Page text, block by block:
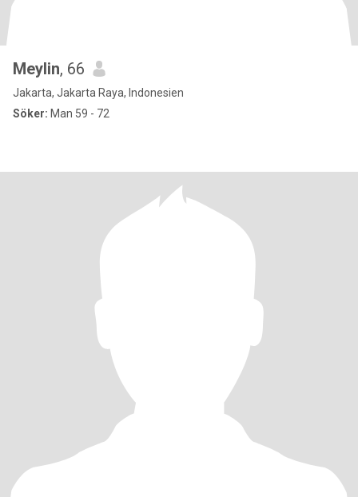
Meylin, 66
Jakarta, Jakarta Raya, Indonesien
Söker: Man 59 - 72